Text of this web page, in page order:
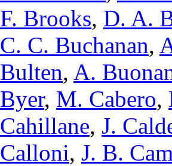
F. Brooks, D. A.
C. C. Buchanan,
Bulten, A.
Byer, M. Cabero,
Cahillane, J.
Calloni, J. B.